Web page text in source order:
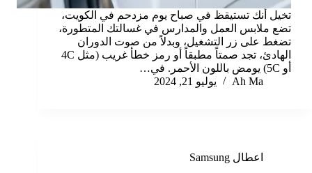
تخيل أنك تستيقظ في صباح يوم مزدحم في الكويت،
تضع ملابس العمل والمدارس في غسالتك المتطورة،
تضغط على زر التشغيل، وبدلاً من صوت الدوران
الهادئ، تجد صمتاً مطبقاً أو رمز خطأ غريب (مثل 4C
أو 5C) يومض باللون الأحمر. في…
Ah Ma
يوليو 21, 2024
اعطال Samsung